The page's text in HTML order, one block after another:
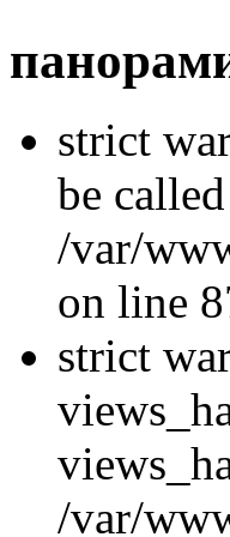
strict
be
/var/
on line
strict
/var/